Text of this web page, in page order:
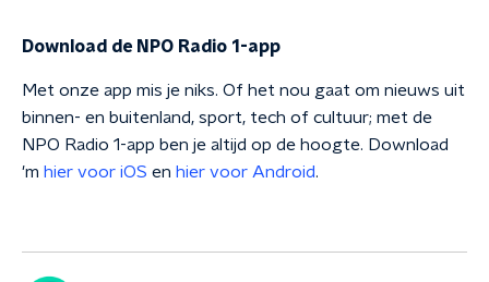
Download de NPO Radio 1-app
Met onze app mis je niks. Of het nou gaat om nieuws uit
binnen- en buitenland, sport, tech of cultuur; met de
NPO Radio 1-app ben je altijd op de hoogte. Download
'm hier voor iOS en hier voor Android.